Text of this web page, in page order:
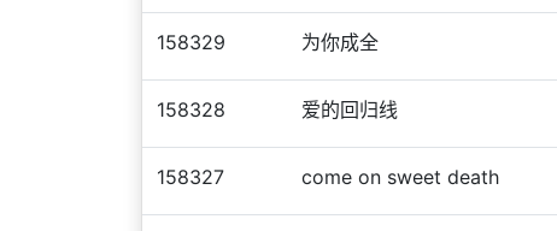
158329 为你成全
158328 爱的回归线
158327 come on sweet death